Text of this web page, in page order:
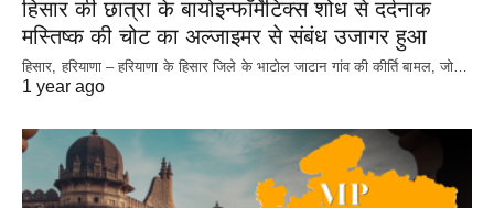
हिसार की छात्रा के बायोइन्फॉर्मेटिक्स शोध से दर्दनाक
मस्तिष्क की चोट का अल्जाइमर से संबंध उजागर हुआ
हिसार, हरियाणा – हरियाणा के हिसार जिले के भाटोल जाटान गांव की कीर्ति बामल, जो…
1 year ago